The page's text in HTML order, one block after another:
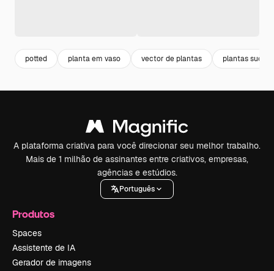
potted planta em vaso vector de plantas plantas
A plataforma criativa para você direcionar seu melhor trabalho.
Mais de 1 milhão de assinantes entre criativos, empresas,
agências e estúdios.
Português
Produtos
Spaces
Assistente de IA
Gerador de imagens